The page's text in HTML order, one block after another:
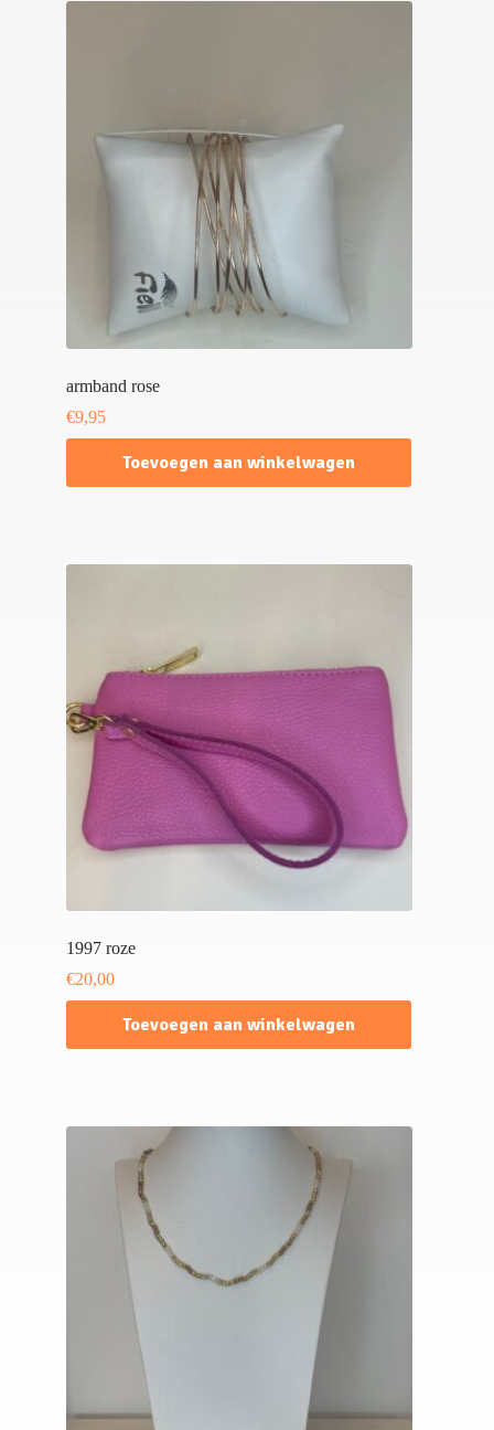
armband rose
€9,95
Toevoegen aan winkelwagen
1997 roze
€20,00
Toevoegen aan winkelwagen